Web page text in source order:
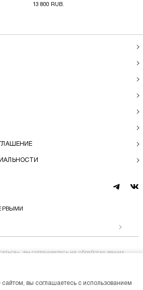
13 800 RUB.
telegram
vk
вы соглашаетесь на обработку ваших
сайтом, вы соглашаетесь с использованием